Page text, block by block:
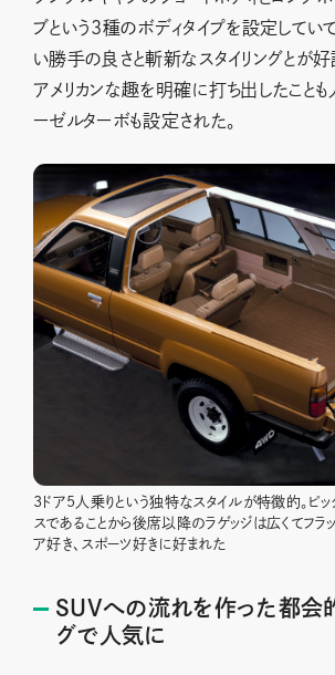
ブという3種のボディタイプを設定してい
い勝手の良さと斬新なスタイリングとが
アメリカンな趣を明確に打ち出したこと
ーゼルターボも設定された。
3ドア5人乗りという独特なスタイルが特徴的。ピッ
スであることから後席以降のラゲッジは広くてフラッ
ア好き、スポーツ好きに好まれた
SUVへの流れを作った都会
グで人気に